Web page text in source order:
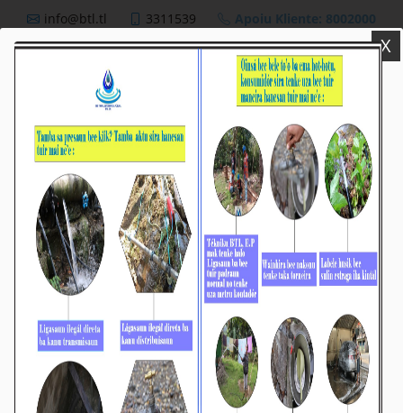
info@btl.tl 3311539 Apoiu Kliente: 8002000
X